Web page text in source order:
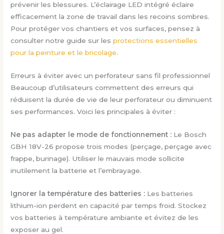
prévenir les blessures. L’éclairage LED intégré éclaire
efficacement la zone de travail dans les recoins sombres.
Pour protéger vos chantiers et vos surfaces, pensez à
consulter notre guide sur lesprotections essentielles
pour la peinture et le bricolage.
Erreurs à éviter avec un perforateur sans fil professionnel
Beaucoup d’utilisateurs commettent des erreurs qui
réduisent la durée de vie de leur perforateur ou diminuent
ses performances. Voici les principales à éviter :
Ne pas adapter le mode de fonctionnement : Le Bosch
GBH 18V-26 propose trois modes (perçage, perçage avec
frappe, burinage). Utiliser le mauvais mode sollicite
inutilement la batterie et l’embrayage.
Ignorer la température des batteries : Les batteries
lithium-ion perdent en capacité par temps froid. Stockez
vos batteries à température ambiante et évitez de les
exposer au gel.